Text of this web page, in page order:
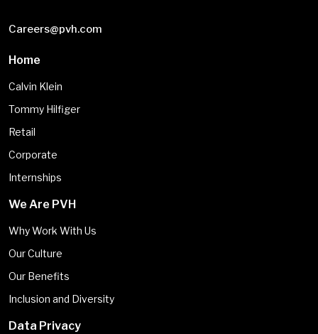
Careers@pvh.com
Home
Calvin Klein
Tommy Hilfiger
Retail
Corporate
Internships
We Are PVH
Why Work With Us
Our Culture
Our Benefits
Inclusion and Diversity
Data Privacy